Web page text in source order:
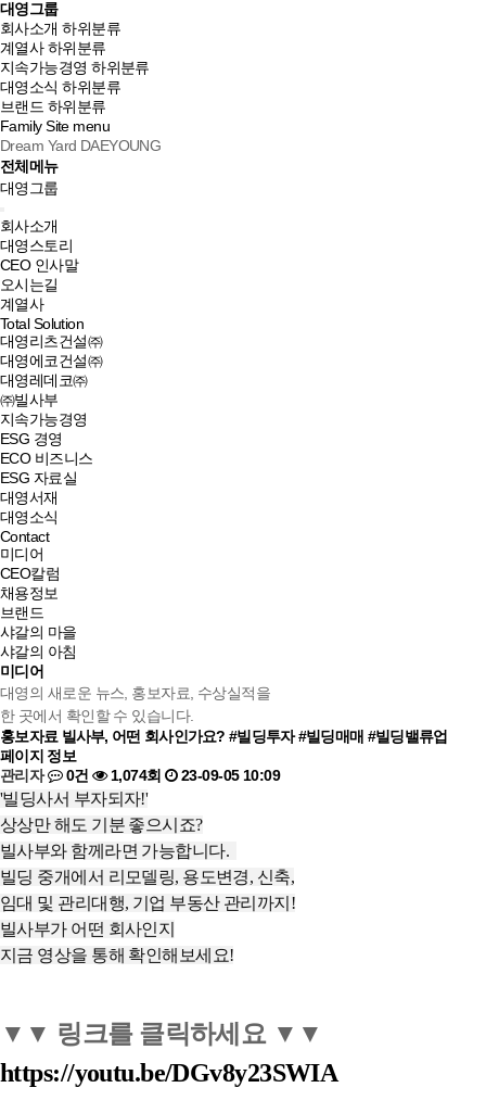
대영그룹
회사소개 하위분류
계열사 하위분류
지속가능경영 하위분류
대영소식 하위분류
브랜드 하위분류
Family Site menu
Dream Yard DAEYOUNG
전체메뉴
대영그룹
회사소개
대영스토리
CEO 인사말
오시는길
계열사
Total Solution
대영리츠건설㈜
대영에코건설㈜
대영레데코㈜
㈜빌사부
지속가능경영
ESG 경영
ECO 비즈니스
ESG 자료실
대영서재
대영소식
Contact
미디어
CEO칼럼
채용정보
브랜드
샤갈의 마을
샤갈의 아침
미디어
대영의 새로운 뉴스, 홍보자료, 수상실적을
한 곳에서 확인할 수 있습니다.
홍보자료 빌사부, 어떤 회사인가요? #빌딩투자 #빌딩매매 #빌딩밸류업
페이지 정보
관리자
0건 1,074회 23-09-05 10:09
'빌딩사서 부자되자!'
상상만 해도 기분 좋으시죠?
빌사부와 함께라면 가능합니다.
빌딩 중개에서 리모델링, 용도변경, 신축,
임대 및 관리대행, 기업 부동산 관리까지!
빌사부가 어떤 회사인지
지금 영상을 통해 확인해보세요!
▼▼ 링크를 클릭하세요 ▼▼
https://youtu.be/DGv8y23SWIA